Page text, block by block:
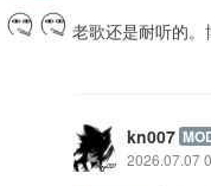
老歌还是耐听的
kn007
2026.07.07